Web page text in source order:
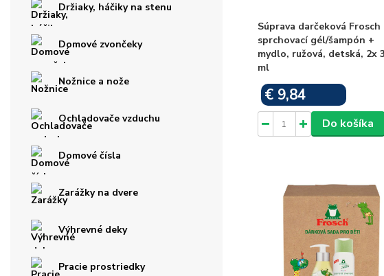
Držiaky, háčiky na stenu
Domové zvončeky
Nožnice a nože
Ochladovače vzduchu
Domové čísla
Zarážky na dvere
Výhrevné deky
Pracie prostriedky
Súprava darčeková Frosch
sprchovací gél/šampón +
mydlo, ružová, detská, 2x
ml
€ 9,84
Do košíka